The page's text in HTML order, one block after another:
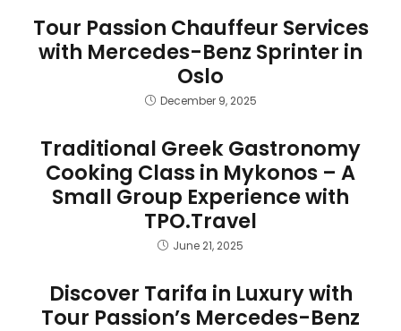
Tour Passion Chauffeur Services
with Mercedes-Benz Sprinter in
Oslo
December 9, 2025
Traditional Greek Gastronomy
Cooking Class in Mykonos – A
Small Group Experience with
TPO.Travel
June 21, 2025
Discover Tarifa in Luxury with
Tour Passion’s Mercedes-Benz